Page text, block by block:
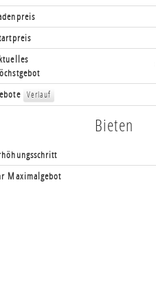
Verlauf
Bieten
Maximalgebot